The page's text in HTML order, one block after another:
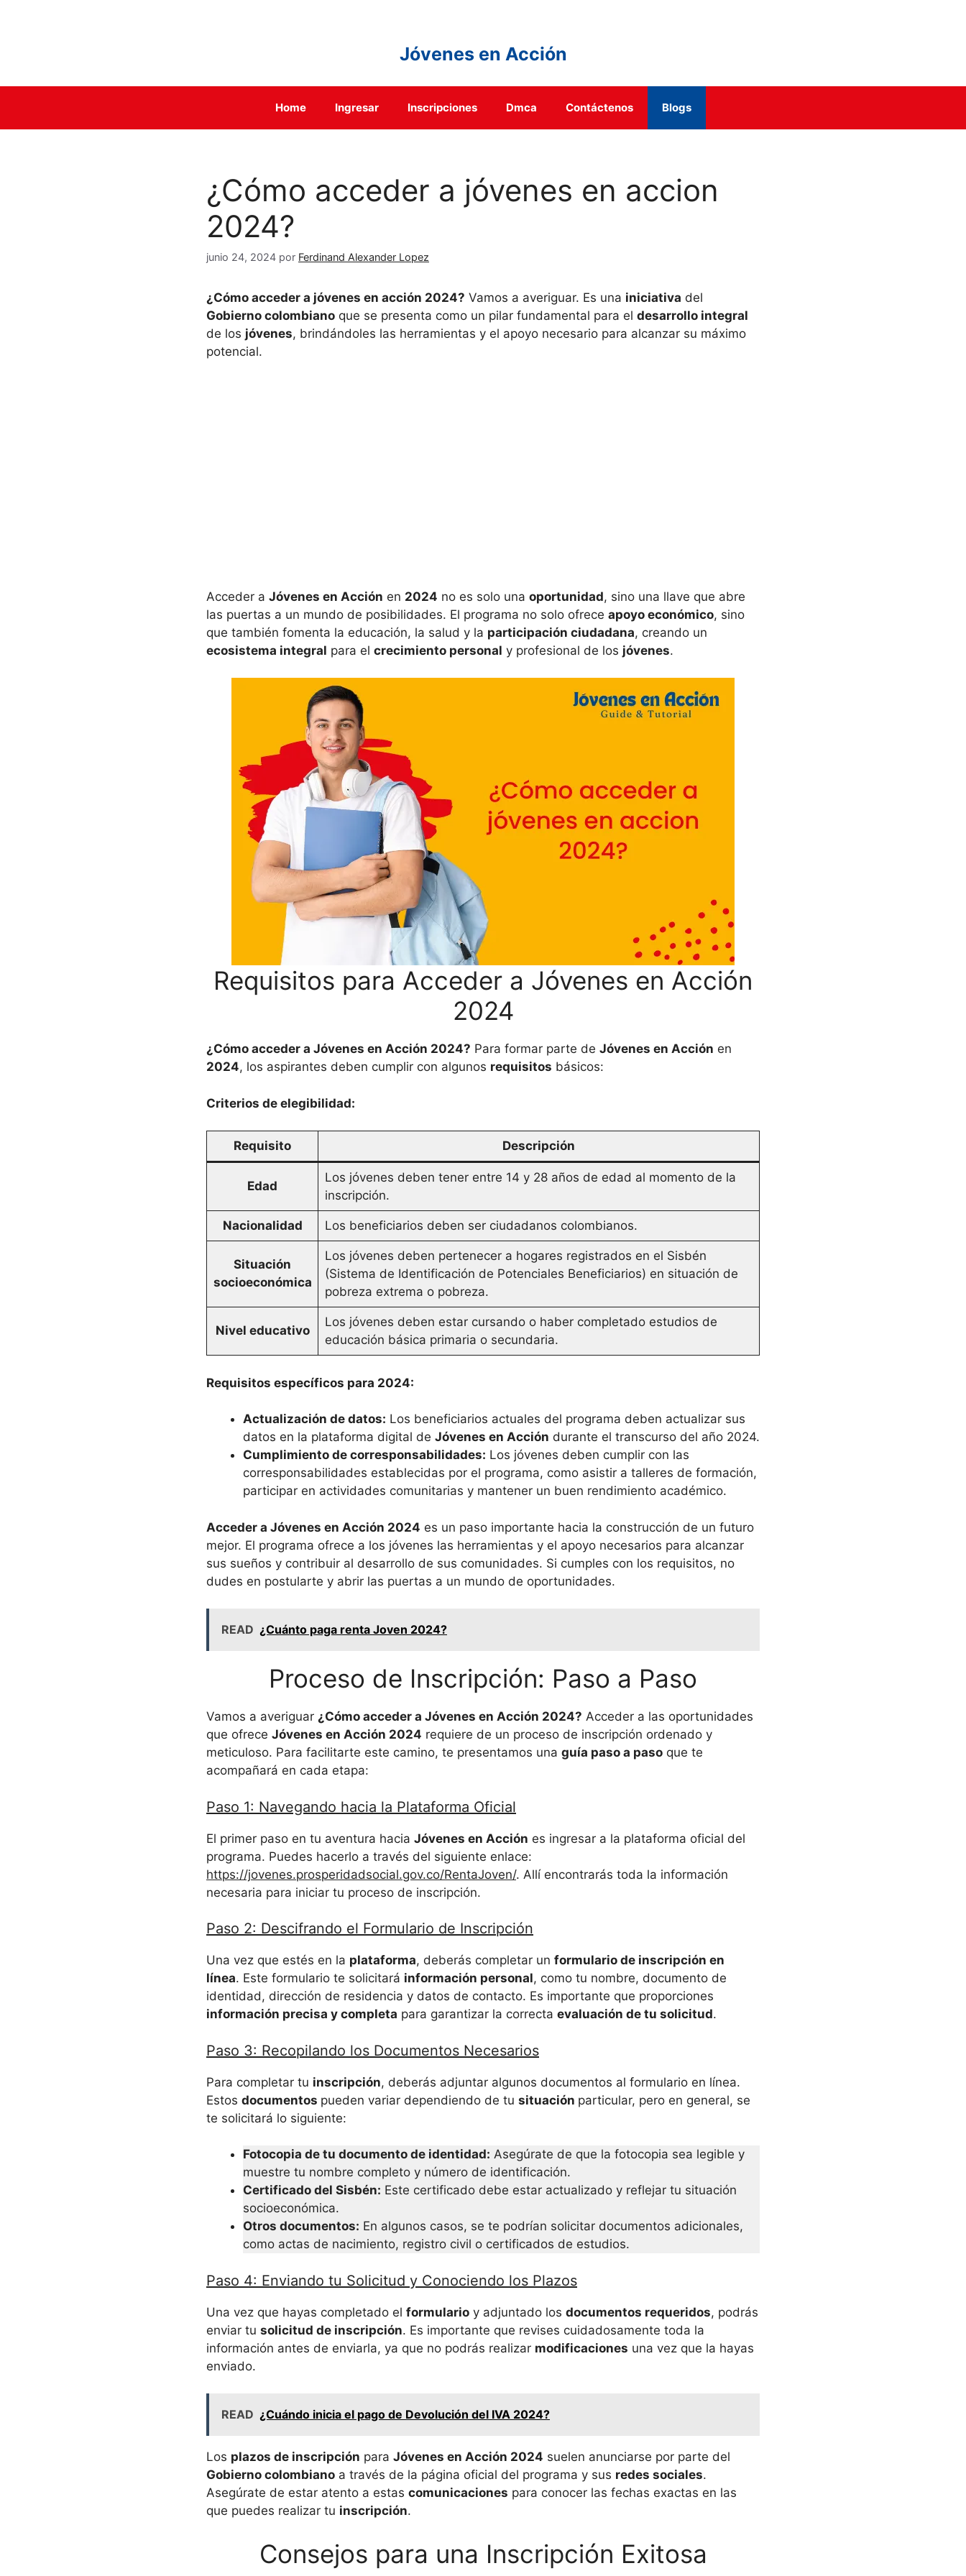
Jóvenes en Acción
Home Ingresar Inscripciones Dmca Contáctenos Blogs
¿Cómo acceder a jóvenes en accion
2024?
junio 24, 2024 por Ferdinand Alexander Lopez
¿Cómo acceder a jóvenes en acción 2024? Vamos a averiguar. Es una iniciativa del
Gobierno colombiano que se presenta como un pilar fundamental para el desarrollo integral
de los jóvenes, brindándoles las herramientas y el apoyo necesario para alcanzar su máximo
potencial.
Acceder a Jóvenes en Acción en 2024 no es solo una oportunidad, sino una llave que abre
las puertas a un mundo de posibilidades. El programa no solo ofrece apoyo económico, sino
que también fomenta la educación, la salud y la participación ciudadana, creando un
ecosistema integral para el crecimiento personal y profesional de los jóvenes.
Requisitos para Acceder a Jóvenes en Acción
2024
¿Cómo acceder a Jóvenes en Acción 2024? Para formar parte de Jóvenes en Acción en
2024, los aspirantes deben cumplir con algunos requisitos básicos:
Criterios de elegibilidad:
Requisito Descripción
Edad
Los jóvenes deben tener entre 14 y 28 años de edad al momento de la
inscripción.
Nacionalidad Los beneficiarios deben ser ciudadanos colombianos.
Situación
socioeconómica
Los jóvenes deben pertenecer a hogares registrados en el Sisbén
(Sistema de Identificación de Potenciales Beneficiarios) en situación de
pobreza extrema o pobreza.
Nivel educativo
Los jóvenes deben estar cursando o haber completado estudios de
educación básica primaria o secundaria.
Requisitos específicos para 2024:
Actualización de datos: Los beneficiarios actuales del programa deben actualizar sus
datos en la plataforma digital de Jóvenes en Acción durante el transcurso del año 2024.
Cumplimiento de corresponsabilidades: Los jóvenes deben cumplir con las
corresponsabilidades establecidas por el programa, como asistir a talleres de formación,
participar en actividades comunitarias y mantener un buen rendimiento académico.
Acceder a Jóvenes en Acción 2024 es un paso importante hacia la construcción de un futuro
mejor. El programa ofrece a los jóvenes las herramientas y el apoyo necesarios para alcanzar
sus sueños y contribuir al desarrollo de sus comunidades. Si cumples con los requisitos, no
dudes en postularte y abrir las puertas a un mundo de oportunidades.
READ ¿Cuánto paga renta Joven 2024?
Proceso de Inscripción: Paso a Paso
Vamos a averiguar ¿Cómo acceder a Jóvenes en Acción 2024? Acceder a las oportunidades
que ofrece Jóvenes en Acción 2024 requiere de un proceso de inscripción ordenado y
meticuloso. Para facilitarte este camino, te presentamos una guía paso a paso que te
acompañará en cada etapa:
Paso 1: Navegando hacia la Plataforma Oficial
El primer paso en tu aventura hacia Jóvenes en Acción es ingresar a la plataforma oficial del
programa. Puedes hacerlo a través del siguiente enlace:
https://jovenes.prosperidadsocial.gov.co/RentaJoven/. Allí encontrarás toda la información
necesaria para iniciar tu proceso de inscripción.
Paso 2: Descifrando el Formulario de Inscripción
Una vez que estés en la plataforma, deberás completar un formulario de inscripción en
línea. Este formulario te solicitará información personal, como tu nombre, documento de
identidad, dirección de residencia y datos de contacto. Es importante que proporciones
información precisa y completa para garantizar la correcta evaluación de tu solicitud.
Paso 3: Recopilando los Documentos Necesarios
Para completar tu inscripción, deberás adjuntar algunos documentos al formulario en línea.
Estos documentos pueden variar dependiendo de tu situación particular, pero en general, se
te solicitará lo siguiente:
Fotocopia de tu documento de identidad: Asegúrate de que la fotocopia sea legible y
muestre tu nombre completo y número de identificación.
Certificado del Sisbén: Este certificado debe estar actualizado y reflejar tu situación
socioeconómica.
Otros documentos: En algunos casos, se te podrían solicitar documentos adicionales,
como actas de nacimiento, registro civil o certificados de estudios.
Paso 4: Enviando tu Solicitud y Conociendo los Plazos
Una vez que hayas completado el formulario y adjuntado los documentos requeridos, podrás
enviar tu solicitud de inscripción. Es importante que revises cuidadosamente toda la
información antes de enviarla, ya que no podrás realizar modificaciones una vez que la hayas
enviado.
READ ¿Cuándo inicia el pago de Devolución del IVA 2024?
Los plazos de inscripción para Jóvenes en Acción 2024 suelen anunciarse por parte del
Gobierno colombiano a través de la página oficial del programa y sus redes sociales.
Asegúrate de estar atento a estas comunicaciones para conocer las fechas exactas en las
que puedes realizar tu inscripción.
Consejos para una Inscripción Exitosa